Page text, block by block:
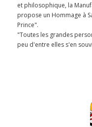
et philosophique, la
propose un Hommage à
Prince".
"Toutes les grandes
peu d'entre elles s'en